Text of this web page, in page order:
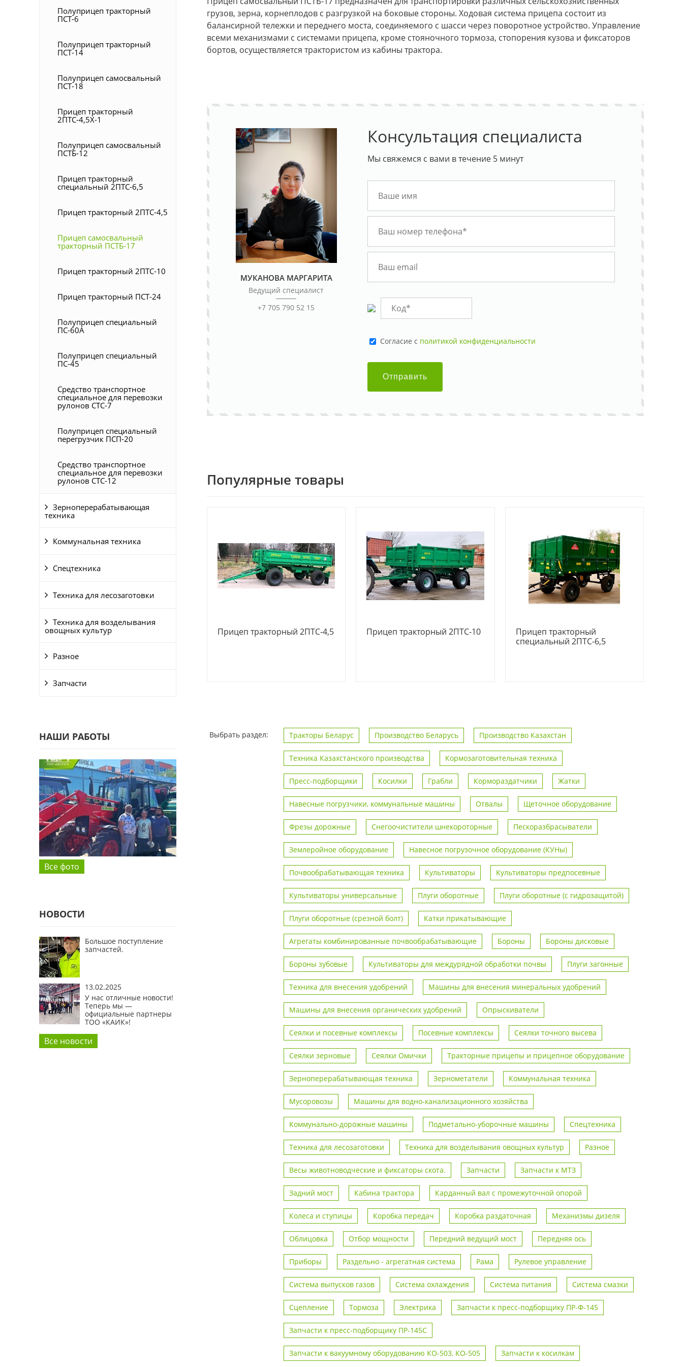
Полуприцеп тракторный
ПСТ-6
Полуприцеп тракторный
ПСТ-14
Полуприцеп самосвальный
ПСТ-18
Прицеп тракторный
2ПТС-4,5Х-1
Полуприцеп самосвальный
ПСТБ-12
Прицеп тракторный
специальный 2ПТС-6,5
Прицеп тракторный 2ПТС-4,5
Прицеп самосвальный
тракторный ПСТБ-17
Прицеп тракторный 2ПТС-10
Прицеп тракторный ПСТ-24
Полуприцеп специальный
ПС-60А
Полуприцеп специальный
ПС-45
Средство транспортное
специальное для перевозки
рулонов СТС-7
Полуприцеп специальный
перегрузчик ПСП-20
Средство транспортное
специальное для перевозки
рулонов СТС-12
Зерноперерабатывающая
техника
Коммунальная техника
Спецтехника
Техника для лесозаготовки
Техника для возделывания
овощных культур
Разное
Запчасти
НАШИ РАБОТЫ
Все фото
НОВОСТИ
Большое поступление
запчастей.
13.02.2025
У нас отличные новости!
Теперь мы —
официальные партнеры
ТОО «КАИК»!
Все новости
грузов, зерна, корнеплодов с разгрузкой на боковые стороны. Ходовая система прицепа состоит из
балансирной тележки и переднего моста, соединяемого с шасси через поворотное устройство. Управление
всеми механизмами с системами прицепа, кроме стояночного тормоза, стопорения кузова и фиксаторов
бортов, осуществляется трактористом из кабины трактора.
МУКАНОВА МАРГАРИТА
Ведущий специалист
+7 705 790 52 15
Консультация специалиста
Мы свяжемся с вами в течение 5 минут
Cогласие с политикой конфиденциальности
Отправить
Популярные товары
Прицеп тракторный 2ПТС-4,5 Прицеп тракторный 2ПТС-10
Прицеп тракторный
специальный 2ПТС-6,5
Выбрать раздел: Тракторы Беларус Производство Беларусь Производство Казахстан
Техника Казахстанского производства Кормозаготовительная техника
Пресс-подборщики Косилки Грабли Кормораздатчики Жатки
Навесные погрузчики, коммунальные машины Отвалы Щеточное оборудование
Фрезы дорожные Снегоочистители шнекороторные Пескоразбрасыватели
Землеройное оборудование Навесное погрузочное оборудование (КУНы)
Почвообрабатывающая техника Культиваторы Культиваторы предпосевные
Культиваторы универсальные Плуги оборотные Плуги оборотные (с гидрозащитой)
Плуги оборотные (срезной болт) Катки прикатывающие
Агрегаты комбинированные почвообрабатывающие Бороны Бороны дисковые
Бороны зубовые Культиваторы для междурядной обработки почвы Плуги загонные
Техника для внесения удобрений Машины для внесения минеральных удобрений
Машины для внесения органических удобрений Опрыскиватели
Сеялки и посевные комплексы Посевные комплексы Сеялки точного высева
Сеялки зерновые Сеялки Омички Тракторные прицепы и прицепное оборудование
Зерноперерабатывающая техника Зернометатели Коммунальная техника
Мусоровозы Машины для водно-канализационного хозяйства
Коммунально-дорожные машины Подметально-уборочные машины Спецтехника
Техника для лесозаготовки Техника для возделывания овощных культур Разное
Весы животноводческие и фиксаторы скота. Запчасти Запчасти к МТЗ
Задний мост Кабина трактора Карданный вал с промежуточной опорой
Колеса и ступицы Коробка передач Коробка раздаточная Механизмы дизеля
Облицовка Отбор мощности Передний ведущий мост Передняя ось
Приборы Раздельно - агрегатная система Рама Рулевое управление
Система выпусков газов Система охлаждения Система питания Система смазки
Сцепление Тормоза Электрика Запчасти к пресс-подборщику ПР-Ф-145
Запчасти к пресс-подборщику ПР-145С
Запчасти к вакуумному оборудованию КО-503, КО-505 Запчасти к косилкам